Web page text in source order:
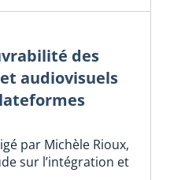
des
audiovisuels
par Michèle Rioux,
sur l’intégration et